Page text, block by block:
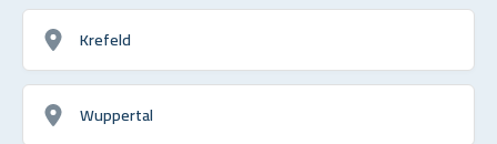
Krefeld
Wuppertal